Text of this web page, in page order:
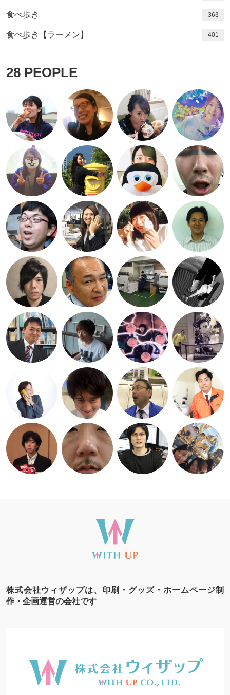
食べ歩き 363
食べ歩き【ラーメン】 401
28 PEOPLE
株式会社ウィザップは、印刷・グッズ・ホームページ制
作・企画運営の会社です